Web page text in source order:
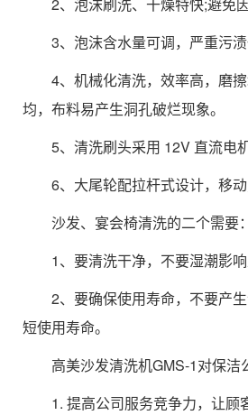
3、泡沫含水量可调，严重污
4、机械化清洗，效率高，磨
均，布料易产生洞孔破烂现象。
5、清洗刷头采用 12V 直流电
6、大尾轮配拉杆式设计，移动
沙发、宴会椅清洗的二个需要：
1、要清洗干净，不要湿潮影响
2、要确保使用寿命，不要产
短使用寿命。
高美沙发清洗机GMS-1对保洁
1. 提高公司服务竞争力，让顾